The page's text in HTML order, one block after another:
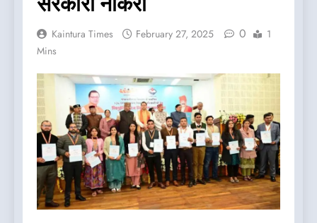
Kaintura Times February 27, 2025 0
1
Mins